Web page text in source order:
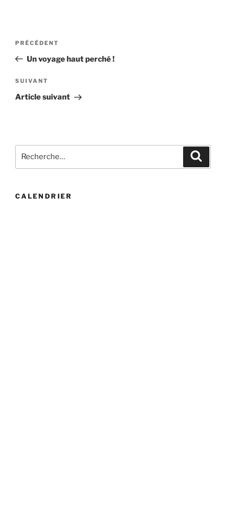
Navigation
l’article
Article
précédent
PRÉCÉDENT
Un voyage haut perché !
Article
suivant
SUIVANT
Article suivant
pour
CALENDRIER